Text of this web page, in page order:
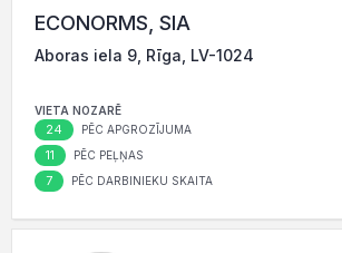
ECONORMS, SIA
Aboras iela 9, Rīga, LV-1024
VIETA NOZARĒ
24 PĒC APGROZĪJUMA
11 PĒC PEĻŅAS
7 PĒC DARBINIEKU SKAITA